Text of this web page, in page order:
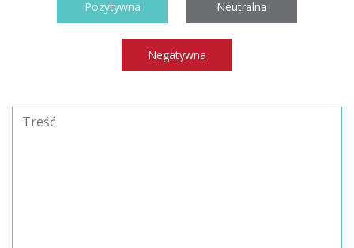
Pozytywna Neutralna
Negatywna